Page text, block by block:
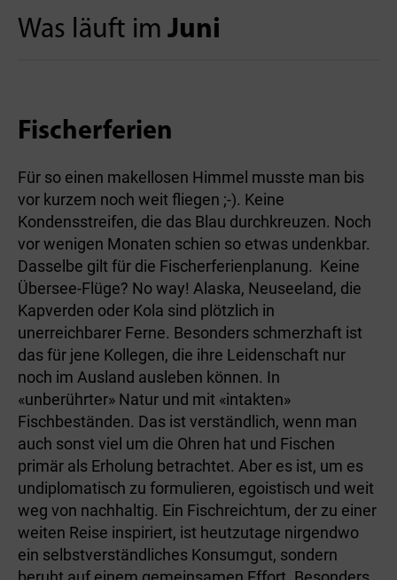
Was läuft im Juni
Fischerferien
Für so einen makellosen Himmel musste man bis
vor kurzem noch weit fliegen ;-). Keine
Kondensstreifen, die das Blau durchkreuzen. Noch
vor wenigen Monaten schien so etwas undenkbar.
Dasselbe gilt für die Fischerferienplanung. Keine
Übersee-Flüge? No way! Alaska, Neuseeland, die
Kapverden oder Kola sind plötzlich in
unerreichbarer Ferne. Besonders schmerzhaft ist
das für jene Kollegen, die ihre Leidenschaft nur
noch im Ausland ausleben können. In
«unberührter» Natur und mit «intakten»
Fischbeständen. Das ist verständlich, wenn man
auch sonst viel um die Ohren hat und Fischen
primär als Erholung betrachtet. Aber es ist, um es
undiplomatisch zu formulieren, egoistisch und weit
weg von nachhaltig. Ein Fischreichtum, der zu einer
weiten Reise inspiriert, ist heutzutage nirgendwo
ein selbstverständliches Konsumgut, sondern